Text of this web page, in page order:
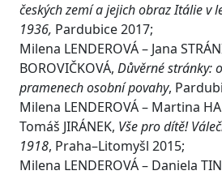
českých zemí a jejich obraz Itálie v
1936, Pardubice 2017;
Milena LENDEROVÁ – Jana
BOROVIČKOVÁ, Důvěrné stránky:
pramenech osobní povahy,
Milena LENDEROVÁ – Martina
Tomáš JIRÁNEK, Vše pro dítě!
1918, Praha–Litomyšl 2015;
Milena LENDEROVÁ – Daniela